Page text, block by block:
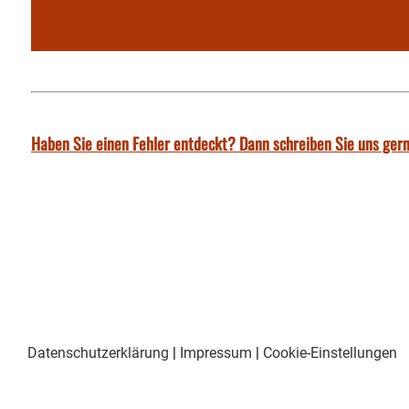
Haben Sie einen Fehler entdeckt? Dann schreiben Sie uns
Datenschutzerklärung | Impressum | Cookie-Einstellungen